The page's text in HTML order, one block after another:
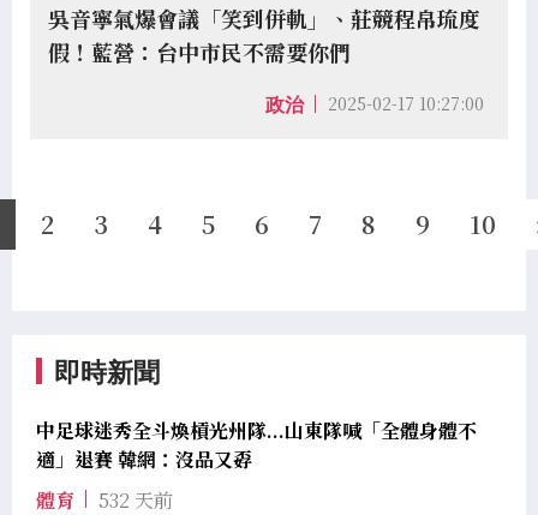
吳音寧氣爆會議「笑到併軌」、莊競程帛琉度
假！藍營：台中市民不需要你們
政治 2025-02-17 10:27:00
2 3 4 5 6 7 8 9 10
即時新聞
中足球迷秀全斗煥槓光州隊...山東隊喊「全體身體不
適」退賽 韓網：沒品又孬
體育
532 天前